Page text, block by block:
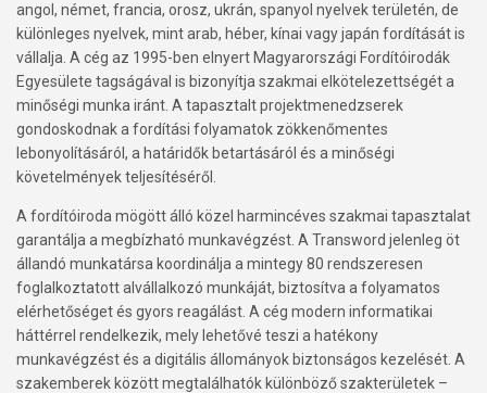
angol, német, francia, orosz, ukrán, spanyol nyelvek területén, de
különleges nyelvek, mint arab, héber, kínai vagy japán fordítását is
vállalja. A cég az 1995-ben elnyert Magyarországi Fordítóirodák
Egyesülete tagságával is bizonyítja szakmai elkötelezettségét a
minőségi munka iránt. A tapasztalt projektmenedzserek
gondoskodnak a fordítási folyamatok zökkenőmentes
lebonyolításáról, a határidők betartásáról és a minőségi
követelmények teljesítéséről.
A fordítóiroda mögött álló közel harmincéves szakmai tapasztalat
garantálja a megbízható munkavégzést. A Transword jelenleg öt
állandó munkatársa koordinálja a mintegy 80 rendszeresen
foglalkoztatott alvállalkozó munkáját, biztosítva a folyamatos
elérhetőséget és gyors reagálást. A cég modern informatikai
háttérrel rendelkezik, mely lehetővé teszi a hatékony
munkavégzést és a digitális állományok biztonságos kezelését. A
szakemberek között megtalálhatók különböző szakterületek –